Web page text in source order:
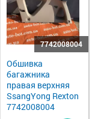
7742008004
Обшивка
багажника
правая верхняя
SsangYong Rexton
7742008004